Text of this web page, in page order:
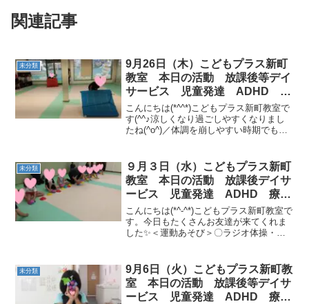
関連記事
未分類
9月26日（木）こどもプラス新町
教室 本日の活動 放課後等デイ
サービス 児童発達 ADHD 療
育 発達障がい
こんにちは(*^^*)こどもプラス新町教室で
す(^^♪涼しくなり過ごしやすくなりまし
たね(^o^)／体調を崩しやすい時期でもあ
も元気なお友達が来てくれました(*^-^*...
未分類
９月３日（水）こどもプラス新町
教室 本日の活動 放課後デイサ
ービス 児童発達 ADHD 療
育 発達障がい
こんにちは(*^-^*)こどもプラス新町教室で
す。今日もたくさんお友達が来てくれま
した✨＜運動あそび＞〇ラジオ体操・ス
パージャンプ）→缶つみ②バランスボー
ド移動③プール...
未分類
9月6日（火）こどもプラス新町教
室 本日の活動 放課後等デイサ
ービス 児童発達 ADHD 療